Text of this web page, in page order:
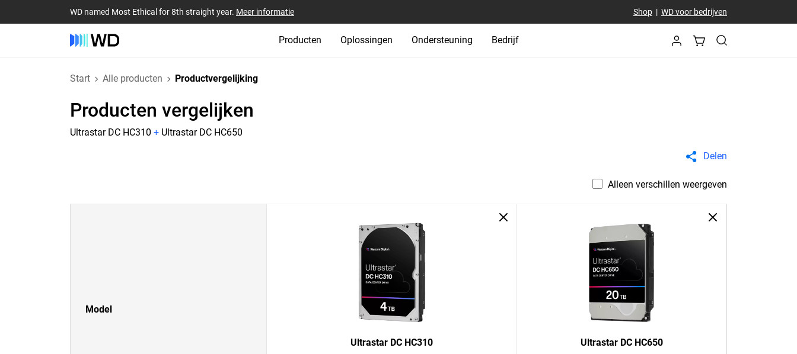
WD named Most Ethical for 8th straight year. Meer informatie Shop| WD voor bedrijven
Producten Oplossingen Ondersteuning Bedrijf
Start Alle producten Productvergelijking
Producten vergelijken
Ultrastar DC HC310 + Ultrastar DC HC650
Delen
Alleen verschillen weergeven
Model
Ultrastar DC HC310 Ultrastar DC HC650